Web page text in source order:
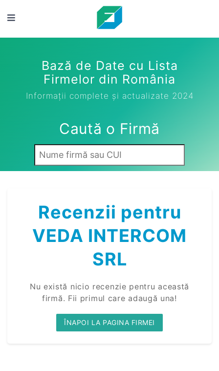
Bază de Date cu Lista
Firmelor din România
Informații complete și actualizate 2024
Caută o Firmă
Recenzii pentru
VEDA INTERCOM
SRL
Nu există nicio recenzie pentru această
firmă. Fii primul care adaugă una!
ÎNAPOI LA PAGINA FIRMEI